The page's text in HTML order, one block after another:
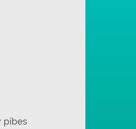
pibes